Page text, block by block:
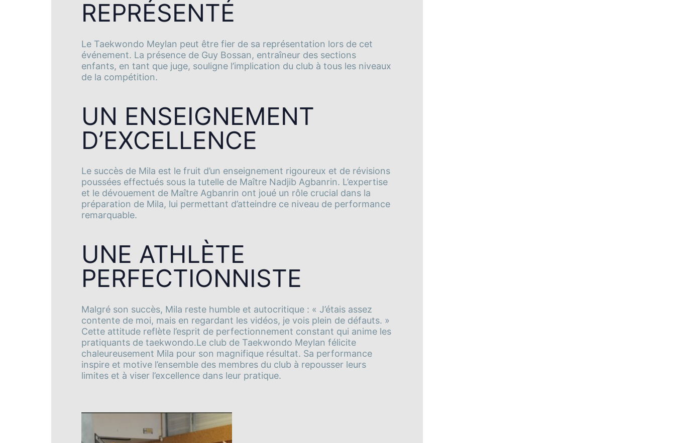
REPRÉSENTÉ
Le Taekwondo Meylan peut être fier de sa représentation lors de cet
événement. La présence de Guy Bossan, entraîneur des sections
enfants, en tant que juge, souligne l’implication du club à tous les niveaux
de la compétition.
UN ENSEIGNEMENT
D’EXCELLENCE
Le succès de Mila est le fruit d’un enseignement rigoureux et de révisions
poussées effectués sous la tutelle de Maître Nadjib Agbanrin. L’expertise
et le dévouement de Maître Agbanrin ont joué un rôle crucial dans la
préparation de Mila, lui permettant d’atteindre ce niveau de performance
remarquable.
UNE ATHLÈTE
PERFECTIONNISTE
Malgré son succès, Mila reste humble et autocritique : « J’étais assez
contente de moi, mais en regardant les vidéos, je vois plein de défauts. »
Cette attitude reflète l’esprit de perfectionnement constant qui anime les
pratiquants de taekwondo.Le club de Taekwondo Meylan félicite
chaleureusement Mila pour son magnifique résultat. Sa performance
inspire et motive l’ensemble des membres du club à repousser leurs
limites et à viser l’excellence dans leur pratique.